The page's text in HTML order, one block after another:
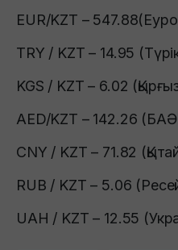
EUR/KZT –
TRY / KZT – 14.95
KGS / KZT – 6.02
AED/KZT – 142.26
CNY / KZT – 71.82
RUB / KZT – 5.06
UAH / KZT – 12.55